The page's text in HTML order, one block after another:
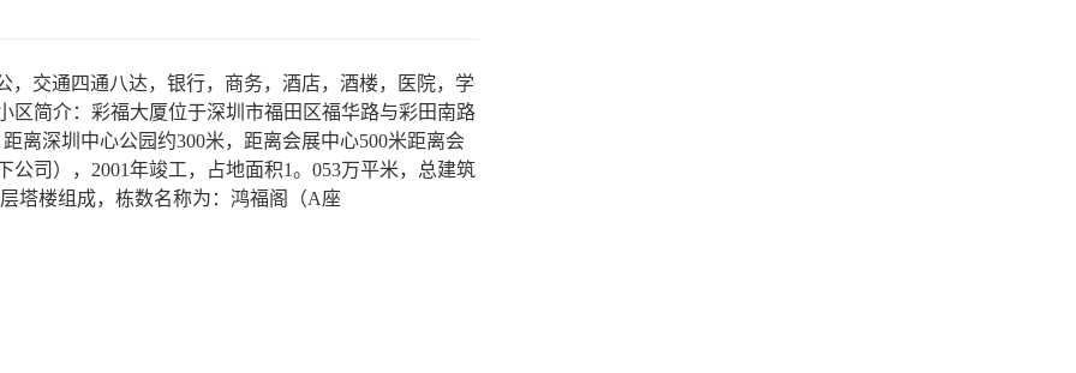
交通四通八达，银行，商务，酒店，酒楼，医院，学
区简介：彩福大厦位于深圳市福田区福华路与彩田南路
离深圳中心公园约300米，距离会展中心500米距离会
司），2001年竣工，占地面积1。053万平米，总建筑
塔楼组成，栋数名称为：鸿福阁（A座